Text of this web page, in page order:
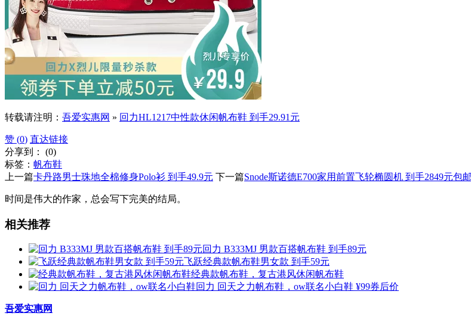
转载请注明： 吾爱实惠网 » 回力HL1217中性款休闲帆布鞋 到手29.91元
赞 (0) 直达链接
分享到： (0)
标签： 帆布鞋
上一篇卡丹路男士珠地全棉修身Polo衫 到手49.9元 下一篇Snode斯诺德E700家用前置飞轮椭圆机 到手2849元包邮
时间是伟大的作家，总会写下完美的结局。
相关推荐
回力 B333MJ 男款百搭帆布鞋 到手89元
飞跃经典款帆布鞋男女款 到手59元
经典款帆布鞋，复古港风休闲帆布鞋
回力 回天之力帆布鞋，ow联名小白鞋 ¥99券后价
吾爱实惠网